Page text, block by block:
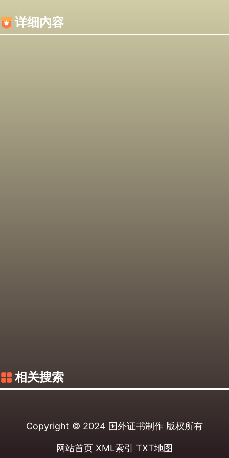
详细内容
相关搜索
Copyright © 2024 国外证书制作 版权所有
网站首页 XML索引 TXT地图